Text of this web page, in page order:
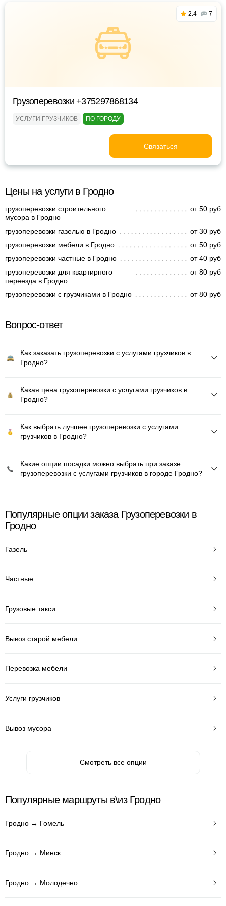
2.4 7
Грузоперевозки +375297868134
УСЛУГИ ГРУЗЧИКОВ ПО ГОРОДУ
Связаться
Цены на услуги в Гродно
грузоперевозки строительного
мусора в Гродно
от 50 руб
грузоперевозки газелью в Гродно
от 30 руб
грузоперевозки мебели в Гродно
от 50 руб
грузоперевозки частные в Гродно
от 40 руб
грузоперевозки для квартирного
переезда в Гродно
от 80 руб
грузоперевозки с грузчиками в Гродно от 80 руб
Вопрос-ответ
Как заказать грузоперевозки с услугами грузчиков в
Гродно?
Какая цена грузоперевозки с услугами грузчиков в
Гродно?
Как выбрать лучшее грузоперевозки с услугами
грузчиков в Гродно?
Какие опции посадки можно выбрать при заказе
грузоперевозки с услугами грузчиков в городе Гродно?
Популярные опции заказа Грузоперевозки в
Гродно
Газель
Частные
Грузовые такси
Вывоз старой мебели
Перевозка мебели
Услуги грузчиков
Вывоз мусора
Смотреть все опции
Популярные маршруты в\из Гродно
Гродно → Гомель
Гродно → Минск
Гродно → Молодечно